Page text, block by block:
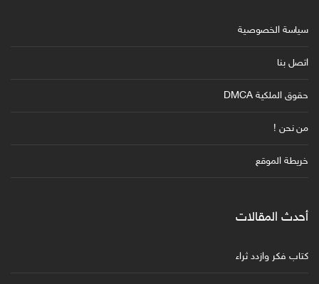
سياسة الخصوصية
اتصل بنا
حقوق الملكية DMCA
من نحن !
خريطة الموقع
أحدث المقالات
كتاب فكر وازدد ثراء